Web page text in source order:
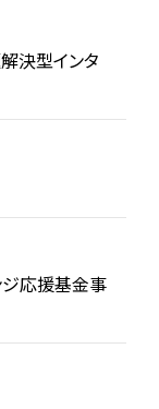
決型インタ
ジ応援基金事